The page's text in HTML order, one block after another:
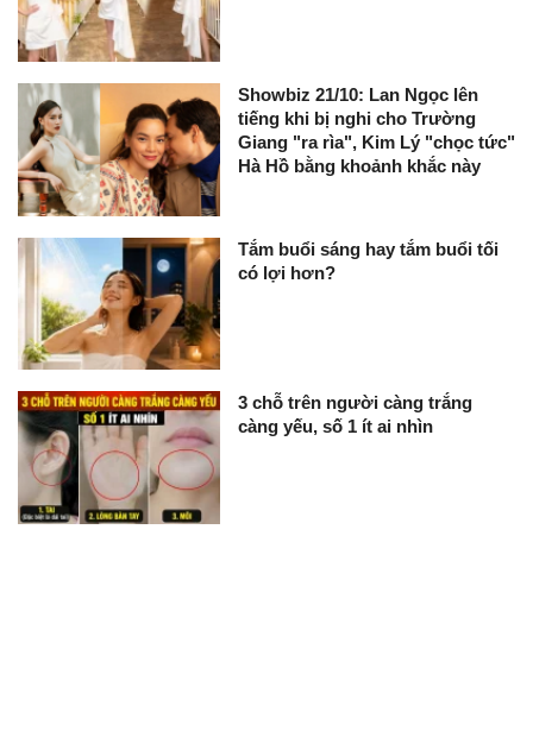
Showbiz 21/10: Lan Ngọc lên
tiếng khi bị nghi cho Trường
Giang "ra rìa", Kim Lý "chọc tức"
Hà Hồ bằng khoảnh khắc này
Tắm buổi sáng hay tắm buổi tối
có lợi hơn?
3 chỗ trên người càng trắng
càng yếu, số 1 ít ai nhìn